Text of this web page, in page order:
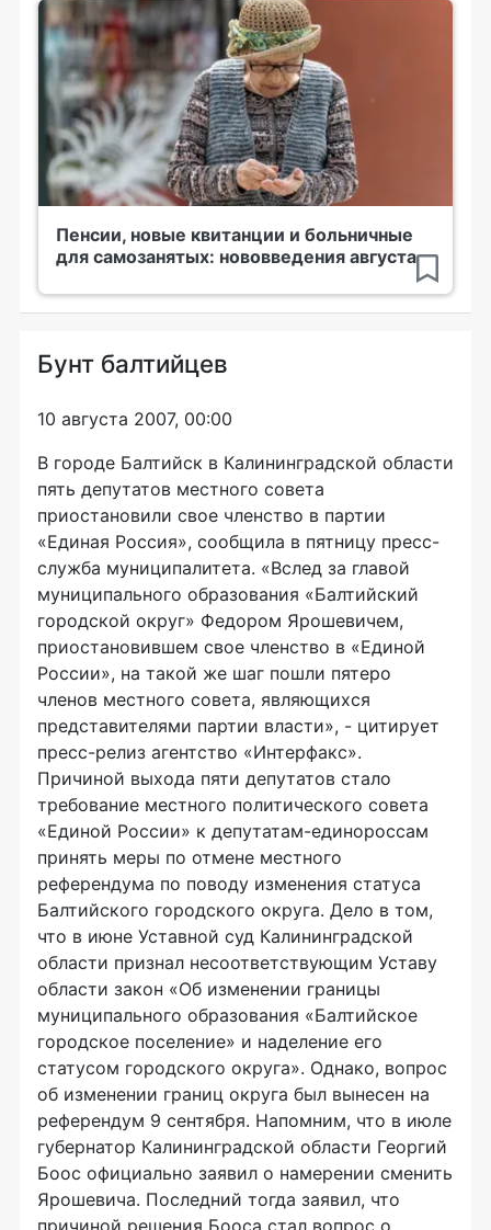
Пенсии, новые квитанции и больничные
для самозанятых: нововведения августа
Бунт балтийцев
10 августа 2007, 00:00
В городе Балтийск в Калининградской области
пять депутатов местного совета
приостановили свое членство в партии
«Единая Россия», сообщила в пятницу пресс-
служба муниципалитета. «Вслед за главой
муниципального образования «Балтийский
городской округ» Федором Ярошевичем,
приостановившем свое членство в «Единой
России», на такой же шаг пошли пятеро
членов местного совета, являющихся
представителями партии власти», - цитирует
пресс-релиз агентство «Интерфакс».
Причиной выхода пяти депутатов стало
требование местного политического совета
«Единой России» к депутатам-единороссам
принять меры по отмене местного
референдума по поводу изменения статуса
Балтийского городского округа. Дело в том,
что в июне Уставной суд Калининградской
области признал несоответствующим Уставу
области закон «Об изменении границы
муниципального образования «Балтийское
городское поселение» и наделение его
статусом городского округа». Однако, вопрос
об изменении границ округа был вынесен на
референдум 9 сентября. Напомним, что в июле
губернатор Калининградской области Георгий
Боос официально заявил о намерении сменить
Ярошевича. Последний тогда заявил, что
причиной решения Бооса стал вопрос о